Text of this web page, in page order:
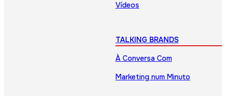
Vídeos
TALKING BRANDS
À Conversa Com
Marketing num Minuto